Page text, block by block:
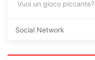
Vuoi un gioco piccante?
Social Network